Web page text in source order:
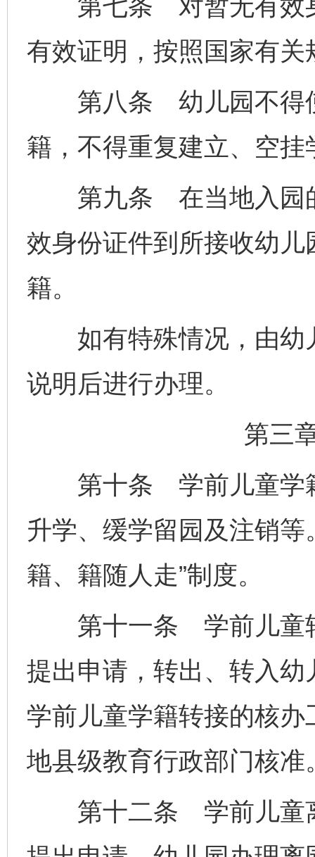
第七条 对暂无有效身
有效证明，按照国家有
第八条 幼儿园不得使
籍，不得重复建立、空挂
第九条 在当地入园的
效身份证件到所接收幼
籍。
如有特殊情况，由幼
说明后进行办理。
第三
第十条 学前儿童学籍
升学、缓学留园及注销
籍、籍随人走”制度。
第十一条 学前儿童转
提出申请，转出、转入
学前儿童学籍转接的核
地县级教育行政部门核准
第十二条 学前儿童离